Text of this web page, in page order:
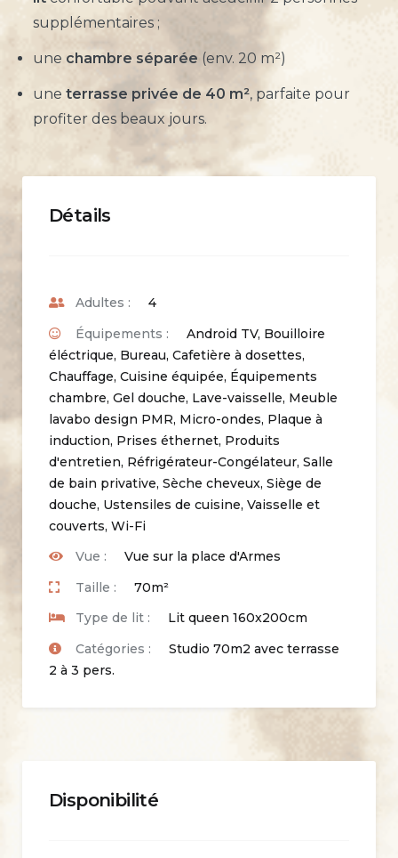
supplémentaires ;
une chambre séparée (env. 20 m²)
une terrasse privée de 40 m², parfaite pour
profiter des beaux jours.
Détails
Adultes :
4
Équipements :
Android TV, Bouilloire
éléctrique, Bureau, Cafetière à dosettes,
Chauffage, Cuisine équipée, Équipements
chambre, Gel douche, Lave-vaisselle, Meuble
lavabo design PMR, Micro-ondes, Plaque à
induction, Prises éthernet, Produits
d'entretien, Réfrigérateur-Congélateur, Salle
de bain privative, Sèche cheveux, Siège de
douche, Ustensiles de cuisine, Vaisselle et
couverts, Wi-Fi
Vue :
Vue sur la place d'Armes
Taille :
70m²
Type de lit :
Lit queen 160x200cm
Catégories :
Studio 70m2 avec terrasse
2 à 3 pers.
Disponibilité